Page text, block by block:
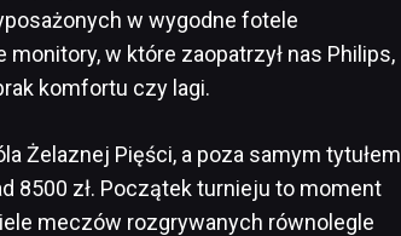
w wygodne fotele
w które zaopatrzył nas Philips,
komfortu czy lagi.
Żelaznej Pięści, a poza samym tytułem
8500 zł. Początek turnieju to moment
meczów rozgrywanych równolegle